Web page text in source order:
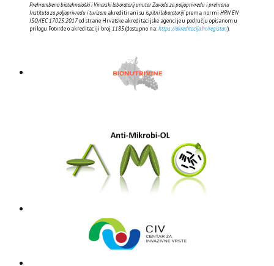
Prehrambeno biotehnološki i Vinarski laboratorij unutar Zavoda za poljoprivredu i prehranu
Instituta za poljoprivredu i turizam akreditirani su ispitni laboratorijiprema normi HRN EN
ISO/IEC 17025:2017od strane Hrvatske akreditacijske agencije u području opisanom u
prilogu Potvrde o akreditaciji broj 1185(dostupno na:https://akreditacija.hr/registar/).